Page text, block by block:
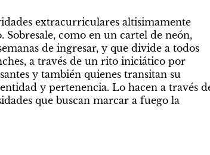
extracurriculares altisimamente
como en un cartel de neón,
de ingresar, y que divide a todos
a través de un rito iniciático por
y también quienes transitan su
y pertenencia. Lo hacen a través
que buscan marcar a fuego la